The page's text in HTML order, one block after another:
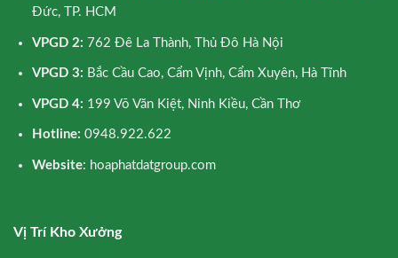
Đức, TP. HCM
VPGD 2: 762 Đê La Thành, Thủ Đô Hà Nội
VPGD 3: Bắc Cầu Cao, Cẩm Vịnh, Cẩm Xuyên, Hà Tĩnh
VPGD 4: 199 Võ Văn Kiệt, Ninh Kiều, Cần Thơ
Hotline: 0948.922.622
Website: hoaphatdatgroup.com
Vị Trí Kho Xưởng